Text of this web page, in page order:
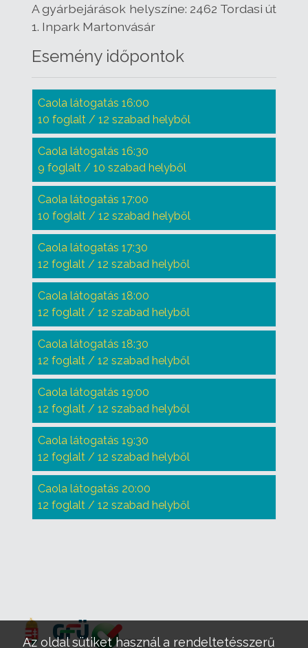
A gyárbejárások helyszíne: 2462 Tordasi út
1. Inpark Martonvásár
Esemény időpontok
Caola látogatás 16:00
10 foglalt / 12 szabad helyből
Caola látogatás 16:30
9 foglalt / 10 szabad helyből
Caola látogatás 17:00
10 foglalt / 12 szabad helyből
Caola látogatás 17:30
12 foglalt / 12 szabad helyből
Caola látogatás 18:00
12 foglalt / 12 szabad helyből
Caola látogatás 18:30
12 foglalt / 12 szabad helyből
Caola látogatás 19:00
12 foglalt / 12 szabad helyből
Caola látogatás 19:30
12 foglalt / 12 szabad helyből
Caola látogatás 20:00
12 foglalt / 12 szabad helyből
Az oldal sütiket használ a rendeltetésszerű